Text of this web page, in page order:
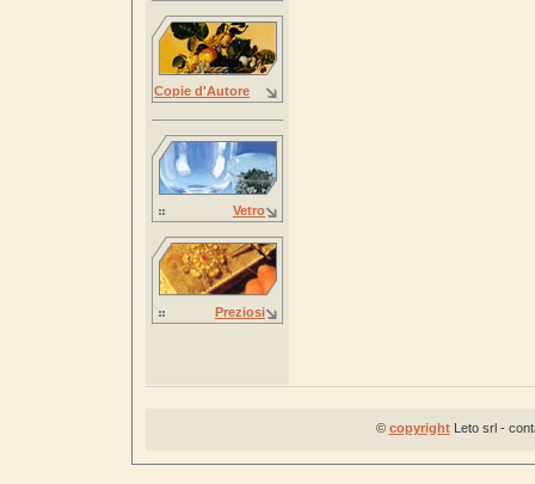
Copie d'Autore
Vetro
Preziosi
© copyrightLeto srl -